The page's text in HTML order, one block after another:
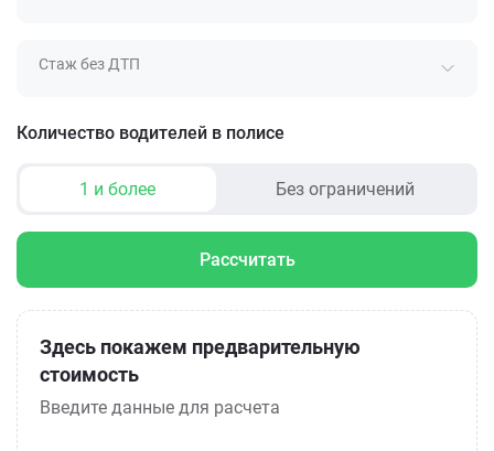
Стаж без ДТП
Количество водителей в полисе
1 и более Без ограничений
Рассчитать
Здесь покажем предварительную
стоимость
Введите данные для расчета